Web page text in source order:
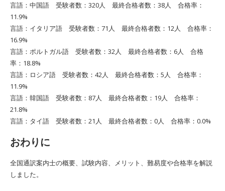
言語：中国語 受験者数：320人 最終合格者数：38人 合格率：
11.9%
言語：イタリア語 受験者数：71人 最終合格者数：12人 合格率：
16.9%
言語：ポルトガル語 受験者数：32人 最終合格者数：6人 合格
率：18.8%
言語：ロシア語 受験者数：42人 最終合格者数：5人 合格率：
11.9%
言語：韓国語 受験者数：87人 最終合格者数：19人 合格率：
21.8%
言語：タイ語 受験者数：21人 最終合格者数：0人 合格率：0.0%
おわりに
全国通訳案内士の概要、試験内容、メリット、難易度や合格率を解説
しました。